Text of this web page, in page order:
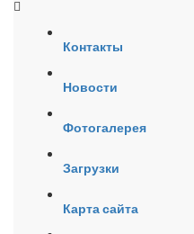
Контакты
Новости
Фотогалерея
Загрузки
Карта сайта